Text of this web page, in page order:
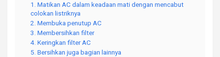
1. Matikan AC dalam keadaan mati dengan mencabut
colokan listriknya
2. Membuka penutup AC
3. Membersihkan filter
4. Keringkan filter AC
5. Bersihkan juga bagian lainnya